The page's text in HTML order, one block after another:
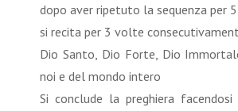
dopo aver ripetuto la sequenza per
si recita per 3 volte
Dio Santo, Dio Forte, Dio
noi e del mondo intero
Si conclude la preghiera